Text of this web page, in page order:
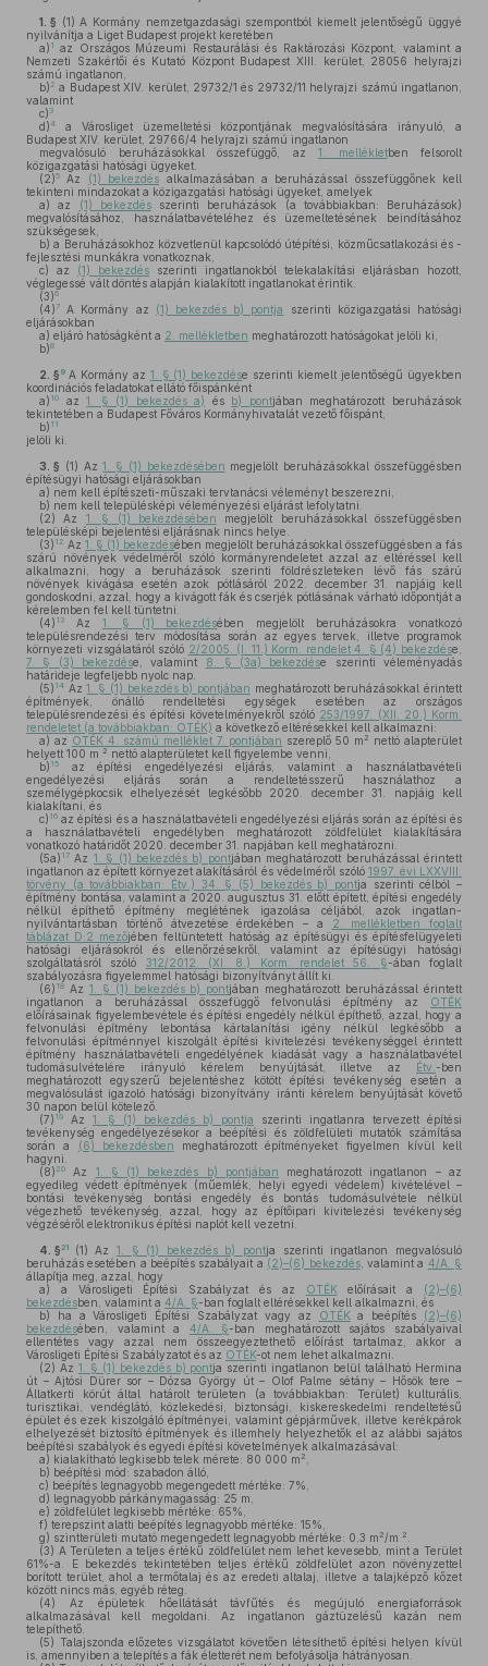
1. § (1) A Kormány nemzetgazdasági szempontból kiemelt jelentőségű üggyé
nyilvánítja a Liget Budapest projekt keretében
a) 1
az Országos Múzeumi Restaurálási és Raktározási Központ, valamint a
Nemzeti Szakértői és Kutató Központ Budapest XIII. kerület, 28056 helyrajzi
számú ingatlanon,
b) 2 a Budapest XIV. kerület, 29732/1 és 29732/11 helyrajzi számú ingatlanon,
valamint
c) 3
d)4
a Városliget üzemeltetési központjának megvalósítására irányuló, a
Budapest XIV. kerület, 29766/4 helyrajzi számú ingatlanon
megvalósuló beruházásokkal összefüggő, az 1. mellékletben felsorolt
közigazgatási hatósági ügyeket.
(2)5 Az (1) bekezdés alkalmazásában a beruházással összefüggőnek kell
tekinteni mindazokat a közigazgatási hatósági ügyeket, amelyek
a) az (1) bekezdésszerinti beruházások (a továbbiakban: Beruházások)
megvalósításához, használatbavételéhez és üzemeltetésének beindításához
szükségesek,
b) a Beruházásokhoz közvetlenül kapcsolódó útépítési, közműcsatlakozási és -
fejlesztési munkákra vonatkoznak,
c) az (1) bekezdés szerinti ingatlanokból telekalakítási eljárásban hozott,
véglegessé vált döntés alapján kialakított ingatlanokat érintik.
(3)6
(4)7 A Kormány az (1) bekezdés b) pontja
szerinti közigazgatási hatósági
eljárásokban
a) eljáró hatóságként a 2. mellékletben meghatározott hatóságokat jelöli ki,
b)8
2. § 9 A Kormány az 1. § (1) bekezdése szerinti kiemelt jelentőségű ügyekben
koordinációs feladatokat ellátó főispánként
a) 10 az1. § (1) bekezdés a) és b) pontjában meghatározott beruházások
tekintetében a Budapest Főváros Kormányhivatalát vezető főispánt,
b) 11
jelöli ki.
3. § (1) Az1. § (1) bekezdésében megjelölt beruházásokkal összefüggésben
építésügyi hatósági eljárásokban
a) nem kell építészeti-műszaki tervtanácsi véleményt beszerezni,
b) nem kell településképi véleményezési eljárást lefolytatni.
(2) Az 1. § (1) bekezdésében megjelölt beruházásokkal összefüggésben
településképi bejelentési eljárásnak nincs helye.
(3) 12 Az 1. § (1) bekezdésében megjelölt beruházásokkal összefüggésben a fás
szárú növények védelméről szóló kormányrendeletet azzal az eltéréssel kell
alkalmazni, hogy a beruházások szerinti földrészleteken lévő fás szárú
növények kivágása esetén azok pótlásáról 2022. december 31. napjáig kell
gondoskodni, azzal, hogy a kivágott fák és cserjék pótlásának várható időpontját a
kérelemben fel kell tüntetni.
(4) 13 Az 1. § (1) bekezdésében megjelölt beruházásokra vonatkozó
településrendezési terv módosítása során az egyes tervek, illetve programok
környezeti vizsgálatáról szóló 2/2005. (I. 11.) Korm. rendelet 4. § (4) bekezdése,
7. § (3) bekezdése, valamint 8. § (3a) bekezdése szerinti véleményadás
határideje legfeljebb nyolc nap.
(5) 14 Az1. § (1) bekezdés b) pontjában meghatározott beruházásokkal érintett
építmények, önálló rendeltetési egységek esetében az országos
településrendezési és építési követelményekről szóló 253/1997. (XII. 20.) Korm.
rendeletet (a továbbiakban: OTÉK) a következő eltérésekkel kell alkalmazni:
a) az OTÉK 4. számú melléklet 7. pontjában szereplő 50 m2
nettó alapterület
helyett 100 m 2 nettó alapterületet kell figyelembe venni,
b) 15
az építési engedélyezési eljárás, valamint a használatbavételi
engedélyezési eljárás során a rendeltetésszerű használathoz a
személygépkocsik elhelyezését legkésőbb 2020. december 31. napjáig kell
kialakítani, és
c) 16 az építési és a használatbavételi engedélyezési eljárás során az építési és
a használatbavételi engedélyben meghatározott zöldfelület kialakítására
vonatkozó határidőt 2020. december 31. napjában kell meghatározni.
(5a) 17 Az 1. § (1) bekezdés b) pontjában meghatározott beruházással érintett
ingatlanon az épített környezet alakításáról és védelméről szóló 1997. évi LXXVIII.
törvény (a továbbiakban: Étv.) 34. § (5) bekezdés b) pontja szerinti célból –
építmény bontása, valamint a 2020. augusztus 31. előtt épített, építési engedély
nélkül építhető építmény meglétének igazolása céljából, azok ingatlan-
nyilvántartásban történő átvezetése érdekében – a
2. mellékletben foglalt
táblázat D:2 mezőjében feltüntetett hatóság az építésügyi és építésfelügyeleti
hatósági eljárásokról és ellenőrzésekről, valamint az építésügyi hatósági
szolgáltatásról szóló 312/2012. (XI. 8.) Korm. rendelet 56. §-ában foglalt
szabályozásra figyelemmel hatósági bizonyítványt állít ki.
(6) 18 Az 1. § (1) bekezdés b) pontjában meghatározott beruházással érintett
ingatlanon a beruházással összefüggő felvonulási építmény az OTÉK
előírásainak figyelembevétele és építési engedély nélkül építhető, azzal, hogy a
felvonulási építmény lebontása kártalanítási igény nélkül legkésőbb a
felvonulási építménnyel kiszolgált építési kivitelezési tevékenységgel érintett
építmény használatbavételi engedélyének kiadását vagy a használatbavétel
tudomásulvételére irányuló kérelem benyújtását, illetve az Étv. -ben
meghatározott egyszerű bejelentéshez kötött építési tevékenység esetén a
megvalósulást igazoló hatósági bizonyítvány iránti kérelem benyújtását követő
30 napon belül kötelező.
(7) 19 Az 1. § (1) bekezdés b) pontja szerinti ingatlanra tervezett építési
tevékenység engedélyezésekor a beépítési és zöldfelületi mutatók számítása
során a
(6) bekezdésben meghatározott építményeket figyelmen kívül kell
hagyni.
(8) 20 Az 1. § (1) bekezdés b) pontjában meghatározott ingatlanon – az
egyedileg védett építmények (műemlék, helyi egyedi védelem) kivételével –
bontási tevékenység bontási engedély és bontás tudomásulvétele nélkül
végezhető tevékenység, azzal, hogy az építőipari kivitelezési tevékenység
végzéséről elektronikus építési naplót kell vezetni.
4. §21 (1) Az 1. § (1) bekezdés b) pontja szerinti ingatlanon megvalósuló
beruházás esetében a beépítés szabályait a (2)–(6) bekezdés, valamint a 4/A. §
állapítja meg, azzal, hogy
a) a Városligeti Építési Szabályzat és az OTÉK előírásait a (2)–(6)
bekezdésben, valamint a 4/A. §-ban foglalt eltérésekkel kell alkalmazni, és
b) ha a Városligeti Építési Szabályzat vagy az OTÉK a beépítés (2)–(6)
bekezdésében, valamint a 4/A. §-ban meghatározott sajátos szabályaival
ellentétes vagy azzal nem összeegyeztethető előírást tartalmaz, akkor a
Városligeti Építési Szabályzatot és az OTÉK-ot nem lehet alkalmazni.
(2) Az 1. § (1) bekezdés b) pontja szerinti ingatlanon belül található Hermina
út – Ajtósi Dürer sor – Dózsa György út – Olof Palme sétány – Hősök tere –
Állatkerti körút által határolt területen (a továbbiakban: Terület) kulturális,
turisztikai, vendéglátó, közlekedési, biztonsági, kiskereskedelmi rendeltetésű
épület és ezek kiszolgáló építményei, valamint gépjárművek, illetve kerékpárok
elhelyezését biztosító építmények és illemhely helyezhetők el az alábbi sajátos
beépítési szabályok és egyedi építési követelmények alkalmazásával:
a) kialakítható legkisebb telek mérete: 80 000 m 2
b) beépítési mód: szabadon álló,
c) beépítés legnagyobb megengedett mértéke: 7%,
d) legnagyobb párkánymagasság: 25 m,
e) zöldfelület legkisebb mértéke: 65%,
f) terepszint alatti beépítés legnagyobb mértéke: 15%,
g) szintterületi mutató megengedett legnagyobb mértéke: 0,3 m 2 /m 2
(3) A Területen a teljes értékű zöldfelület nem lehet kevesebb, mint a Terület
61%-a. E bekezdés tekintetében teljes értékű zöldfelület azon növényzettel
borított terület, ahol a termőtalaj és az eredeti altalaj, illetve a talajképző kőzet
között nincs más, egyéb réteg.
(4) Az épületek hőellátását távfűtés és megújuló energiaforrások
alkalmazásával kell megoldani. Az ingatlanon gáztüzelésű kazán nem
telepíthető.
(5) Talajszonda előzetes vizsgálatot követően létesíthető építési helyen kívül
is, amennyiben a telepítés a fák életterét nem befolyásolja hátrányosan.